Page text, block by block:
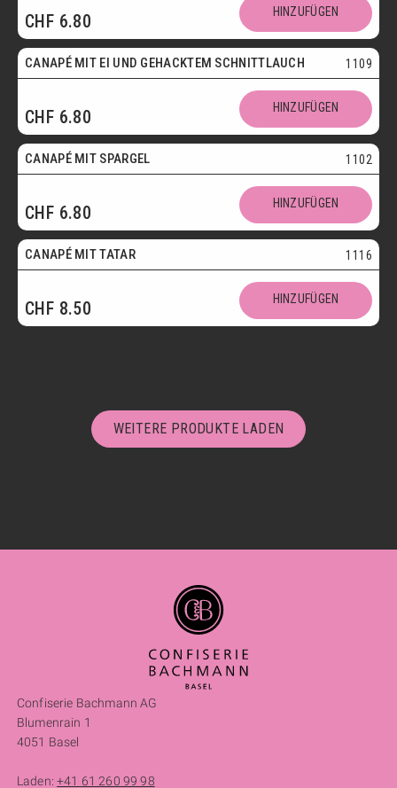
CHF 6.80 HINZUFÜGEN
Vegetarisch
CANAPÉ MIT EI UND GEHACKTEM SCHNITTLAUCH 1109
CHF 6.80 HINZUFÜGEN
CANAPÉ MIT SPARGEL 1102
CHF 6.80 HINZUFÜGEN
CANAPÉ MIT TATAR 1116
CHF 8.50 HINZUFÜGEN
WEITERE PRODUKTE LADEN
Confiserie Bachmann AG
Blumenrain 1
4051 Basel
Laden:+41 61 260 99 98